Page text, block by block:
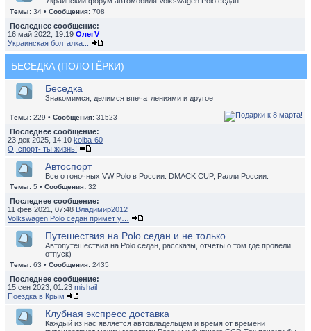
Темы: 34 • Сообщения: 708
Последнее сообщение:
16 май 2022, 19:19 ОлегV
Украинская болталка...
БЕСЕДКА (ПОЛОТЁРКИ)
Беседка
Знакомимся, делимся впечатлениями и другое
Темы: 229 • Сообщения: 31523
Последнее сообщение:
23 дек 2025, 14:10 kolba-60
О, спорт- ты жизнь!
Автоспорт
Все о гоночных VW Polo в России. DMACK CUP, Ралли России.
Темы: 5 • Сообщения: 32
Последнее сообщение:
11 фев 2021, 07:48 Владимир2012
Volkswagen Polo седан примет у…
Путешествия на Polo седан и не только
Автопутешествия на Polo седан, рассказы, отчеты о том где провели
отпуск)
Темы: 63 • Сообщения: 2435
Последнее сообщение:
15 сен 2023, 01:23 mishail
Поездка в Крым
Клубная экспресс доставка
Каждый из нас является автовладельцем и время от времени